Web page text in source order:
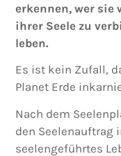
erkennen, wer
ihrer Seele zu
leben.
Es ist kein Zufall,
Planet Erde
Nach dem
den Seelenauftrag
seelengeführtes